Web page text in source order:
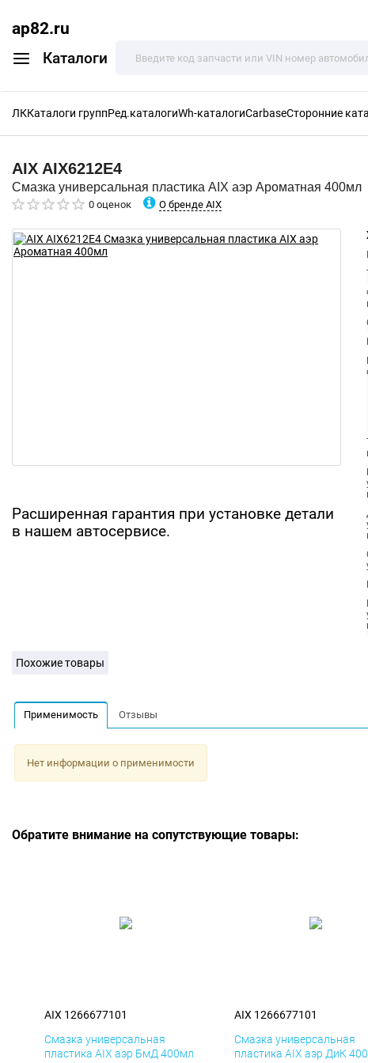
ap82.ru
Каталоги
ЛККаталоги группРед.каталогиWh-каталогиCarbaseСторонние
AIX AIX6212E4
Смазка универсальная пластика AIX аэр Ароматная 400мл
0 оценок О бренде AIX
Расширенная гарантия при установке детали
в нашем автосервисе.
Похожие товары
Применимость Отзывы
Нет информации о применимости
Обратите внимание на сопутствующие товары:
AIX 1266677101
Смазка универсальная
пластика AIX аэр БмД 400мл
AIX 1266677101
Смазка универсальная
пластика AIX аэр ДиК